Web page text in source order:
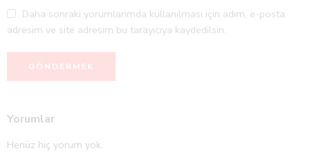
Daha sonraki yorumlarımda kullanılması için adım, e-posta
adresim ve site adresim bu tarayıcıya kaydedilsin.
Yorumlar
Henüz hiç yorum yok.